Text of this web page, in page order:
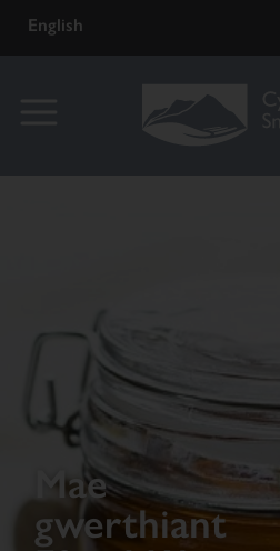
English
Mae
gwerthiant